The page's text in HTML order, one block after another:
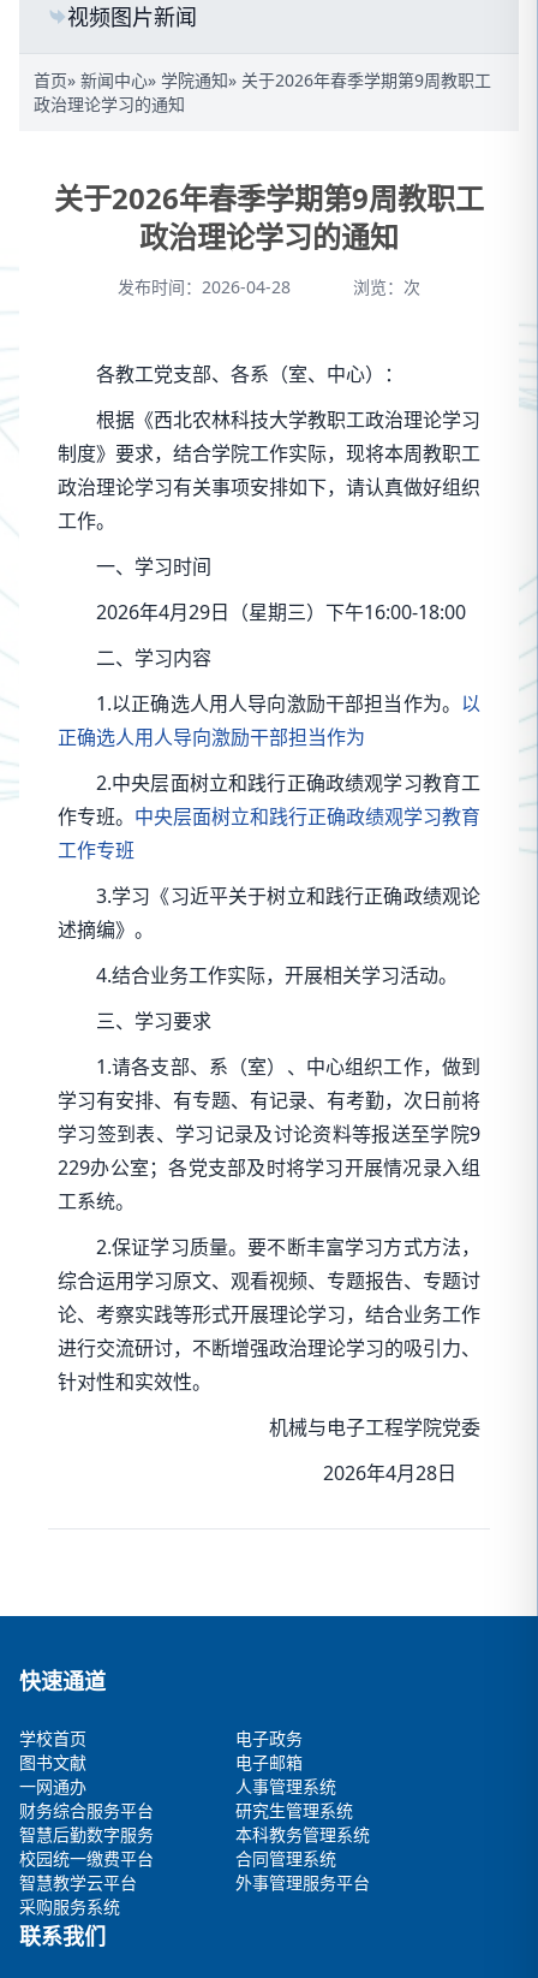
视频图片新闻
首页» 新闻中心» 学院通知» 关于2026年春季学期第9周教职工
政治理论学习的通知
关于2026年春季学期第9周教职工
政治理论学习的通知
发布时间：2026-04-28 浏览： 次
各教工党支部、各系（室、中心）：
根据《西北农林科技大学教职工政治理论学习
制度》要求，结合学院工作实际，现将本周教职工
政治理论学习有关事项安排如下，请认真做好组织
工作。
一、学习时间
2026年4月29日（星期三）下午16:00-18:00
二、学习内容
1.以正确选人用人导向激励干部担当作为。 以
正确选人用人导向激励干部担当作为
2.中央层面树立和践行正确政绩观学习教育工
作专班。 中央层面树立和践行正确政绩观学习教育
工作专班
3.学习《习近平关于树立和践行正确政绩观论
述摘编》。
4.结合业务工作实际，开展相关学习活动。
三、学习要求
1.请各支部、系（室）、中心组织工作，做到
学习有安排、有专题、有记录、有考勤，次日前将
学习签到表、学习记录及讨论资料等报送至学院9
229办公室；各党支部及时将学习开展情况录入组
工系统。
2.保证学习质量。要不断丰富学习方式方法，
综合运用学习原文、观看视频、专题报告、专题讨
论、考察实践等形式开展理论学习，结合业务工作
进行交流研讨，不断增强政治理论学习的吸引力、
针对性和实效性。
机械与电子工程学院党委
2026年4月28日
快速通道
学校首页
电子政务
图书文献
电子邮箱
一网通办
人事管理系统
财务综合服务平台
研究生管理系统
智慧后勤数字服务
本科教务管理系统
校园统一缴费平台
合同管理系统
智慧教学云平台
外事管理服务平台
采购服务系统
联系我们